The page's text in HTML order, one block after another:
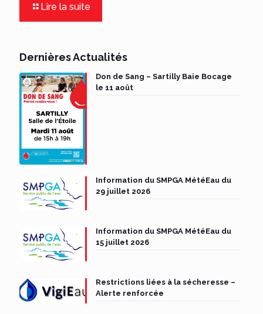
Lire la suite
Dernières Actualités
Don de Sang – Sartilly Baie Bocage
le 11 août
Information du SMPGA MétéEau du
29 juillet 2026
Information du SMPGA MétéEau du
15 juillet 2026
Restrictions liées à la sécheresse –
Alerte renforcée